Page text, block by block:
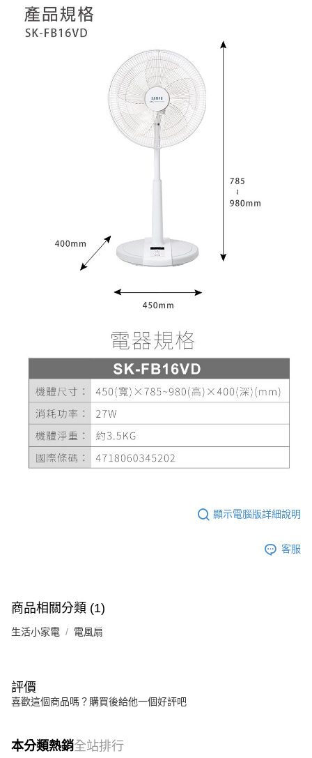
顯示電腦版詳細說明
客服
商品相關分類 (1)
生活小家電 電風扇
評價
喜歡這個商品嗎？購買後給他一個好評吧
本分類熱銷全站排行